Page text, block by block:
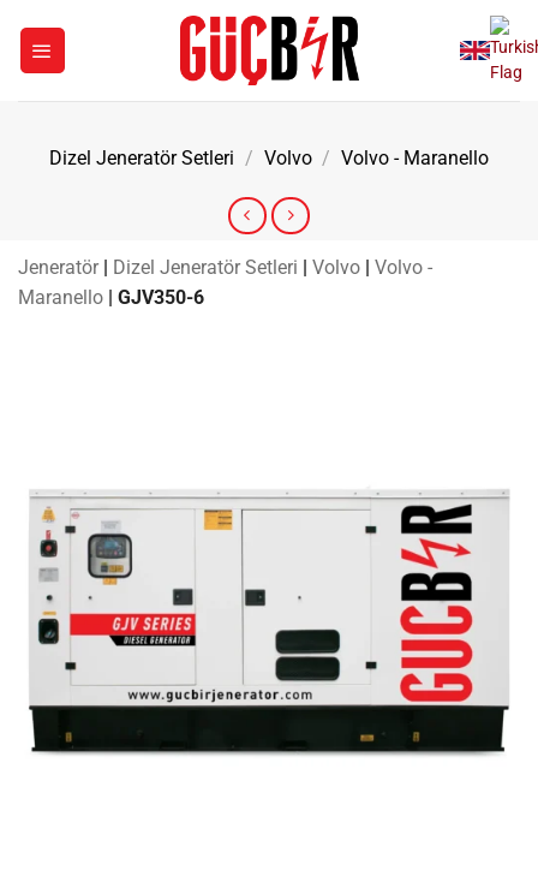
Dizel Jeneratör Setleri / Volvo / Volvo - Maranello
Jeneratör | Dizel Jeneratör Setleri | Volvo | Volvo -
Maranello | GJV350-6